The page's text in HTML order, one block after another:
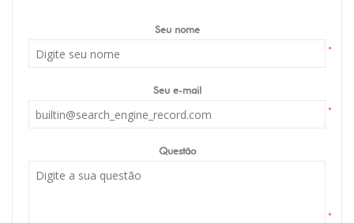
Seu nome
*
Seu e-mail
*
Questão
*